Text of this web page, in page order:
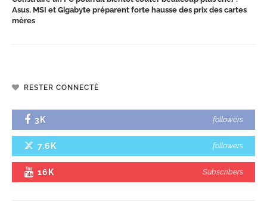
Asus, MSI et Gigabyte préparent forte hausse des prix des cartes
mères
RESTER CONNECTÉ
3K followers
7.6K followers
16K Subscribers